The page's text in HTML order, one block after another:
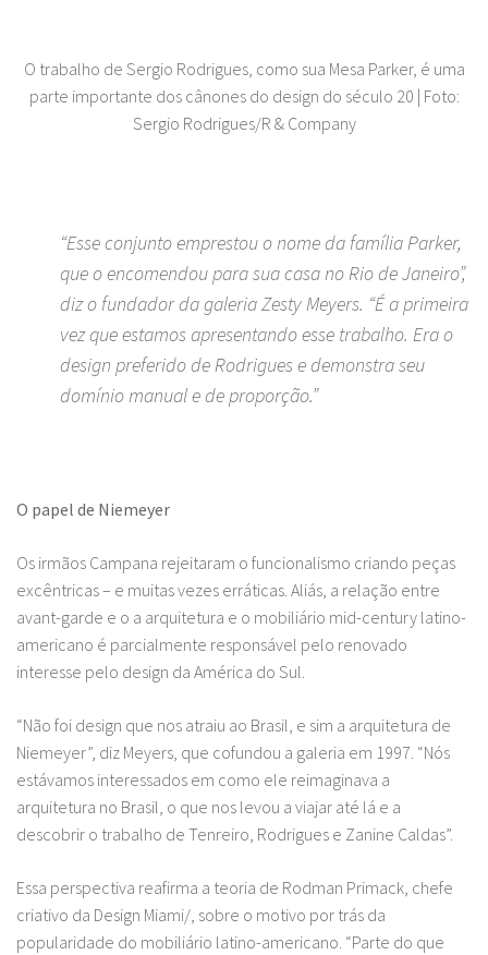
O trabalho de Sergio Rodrigues, como sua Mesa Parker, é uma
parte importante dos cânones do design do século 20 | Foto:
Sergio Rodrigues/R & Company
“Esse conjunto emprestou o nome da família Parker,
que o encomendou para sua casa no Rio de Janeiro”,
diz o fundador da galeria Zesty Meyers. “É a primeira
vez que estamos apresentando esse trabalho. Era o
design preferido de Rodrigues e demonstra seu
domínio manual e de proporção.”
O papel de Niemeyer
Os irmãos Campana rejeitaram o funcionalismo criando peças
excêntricas – e muitas vezes erráticas. Aliás, a relação entre
avant-garde e o a arquitetura e o mobiliário mid-century latino-
americano é parcialmente responsável pelo renovado
interesse pelo design da América do Sul.
“Não foi design que nos atraiu ao Brasil, e sim a arquitetura de
Niemeyer”, diz Meyers, que cofundou a galeria em 1997. “Nós
estávamos interessados em como ele reimaginava a
arquitetura no Brasil, o que nos levou a viajar até lá e a
descobrir o trabalho de Tenreiro, Rodrigues e Zanine Caldas”.
Essa perspectiva reafirma a teoria de Rodman Primack, chefe
criativo da Design Miami/, sobre o motivo por trás da
popularidade do mobiliário latino-americano. “Parte do que